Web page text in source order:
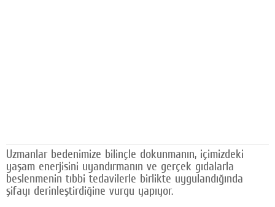
SOSYAL MEDYA
Facebook
Twitter
Uzmanlar bedenimize bilinçle dokunmanın, içimizdeki
yaşam enerjisini uyandırmanın ve gerçek gıdalarla
beslenmenin tıbbi tedavilerle birlikte uygulandığında
şifayı derinleştirdiğine vurgu yapıyor.